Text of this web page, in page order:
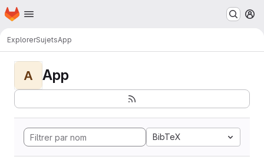
Passer au contenu principal
Page d'accueil
ExplorerSujetsApp
A App
BibTeX